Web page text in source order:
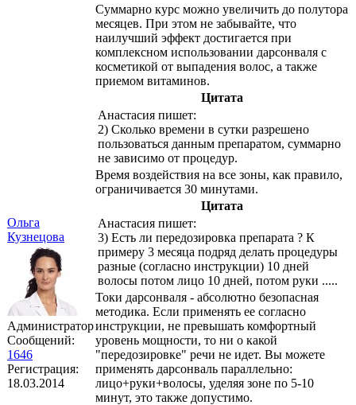
Ольга
Кузнецова
Администратор
Сообщений:
1646
Регистрация:
18.03.2014
Суммарно курс можно увеличить до полутора
месяцев. При этом не забывайте, что
наилучший эффект достигается при
комплексном использовании дарсонваля с
косметикой от выпадения волос, а также
приемом витаминов.
Цитата
Анастасия пишет:
2) Сколько времени в сутки разрешено
пользоваться данным препаратом, суммарно
не зависимо от процедур.
Время воздействия на все зоны, как правило,
ограничивается 30 минутами.
Цитата
Анастасия пишет:
3) Есть ли передозировка препарата ? К
примеру 3 месяца подряд делать процедуры
разные (согласно инструкции) 10 дней
волосы потом лицо 10 дней, потом руки .....
Токи дарсонваля - абсолютно безопасная
методика. Если применять ее согласно
инструкции, не превышать комфортный
уровень мощности, то ни о какой
"передозировке" речи не идет. Вы можете
применять дарсонваль параллельно:
лицо+руки+волосы, уделяя зоне по 5-10
минут, это также допустимо.